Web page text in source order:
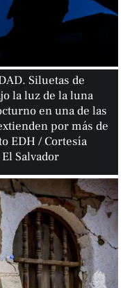
Siluetas de
la luz de la luna
en una de las
por más de
EDH / Cortesía
Salvador